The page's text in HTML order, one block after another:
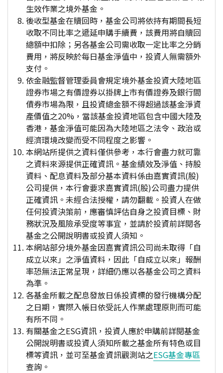
生效作業之境外基金。
後收型基金在贖回時，基金公司將依持有期間長短
收取不同比率之遞延申購手續費，該費用將自贖回
總額中扣除；另各基金公司需收取一定比率之分銷
費用，將反映於每日基金淨值中，投資人無需額外
支付。
依金融監督管理委員會規定境外基金投資大陸地區
證券市場之有價證券以掛牌上市有價證券及銀行間
債券市場為限，且投資總金額不得超過該基金淨資
產價值之20%，當該基金投資地區包含中國大陸及
香港，基金淨值可能因為大陸地區之法令、政治或
經濟環境改變而受不同程度之影響。
本網站所提供之資料僅供參考，本行會盡力就可靠
之資料來源提供正確資訊。基金績效及淨值、持股
資料、配息資料及部分基本資料係由嘉實資訊(股)
公司提供，本行會要求嘉實資訊(股)公司盡力提供
正確資訊。未經合法授權，請勿翻載。投資人在做
任何投資決策前，應審慎評估自身之投資目標、財
務狀況及風險承受度等事宜，並請於投資前詳閱各
基金之公開說明書或投資人須知。
本網站部分境外基金因嘉實資訊公司尚未取得「自
成立以來」之淨值資料，因此「自成立以來」報酬
率恐無法正常呈現，詳細仍應以各基金公司之資料
為準。
各基金所載之配息發放日係投資標的發行機構分配
之日期，實際入帳日依受託人作業處理原則而可能
有所不同。
有關基金之ESG資訊，投資人應於申購前詳閱基金
公開說明書或投資人須知所載之基金所有特色或目
標等資訊，並可至基金資訊觀測站之ESG基金專區
查詢。